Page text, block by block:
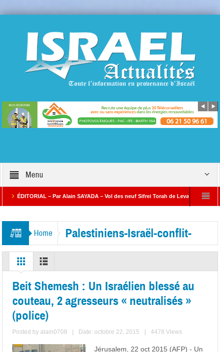
Menu
ÉDITORIAL – Par Alain SAYADA – Vol des neuf Sifrei Torah de Levallois : jusqu’à
Home
Palestiniens-Israël-conflit-
violences
Beit Shemesh : Un Israélien blessé au
couteau, 2 agresseurs « neutralisés »
(police)
Posted byalain0708 Date: octobre 22, 2015 4478 Views
Jérusalem, 22 oct 2015 (AFP) - Un